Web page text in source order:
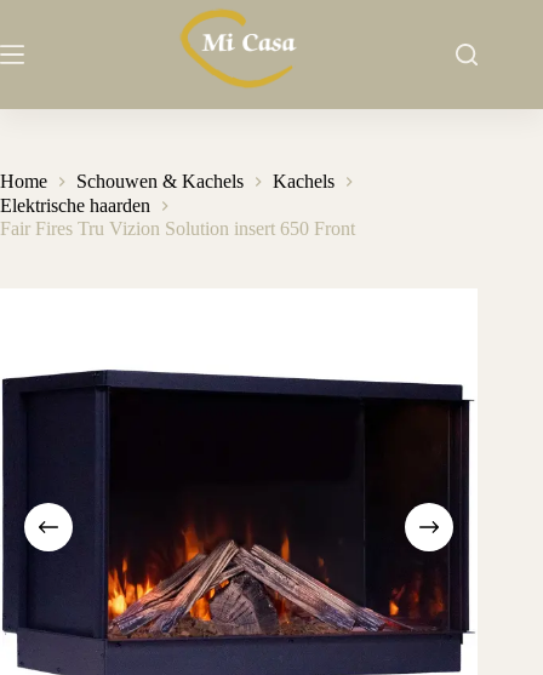
de
Home Schouwen & Kachels
Kachels
Elektrische haarden
Fair Fires Tru Vizion Solution insert 650 Front